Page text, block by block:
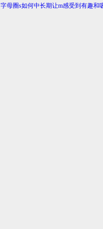
字母圈s如何中长期让m感受到有趣和